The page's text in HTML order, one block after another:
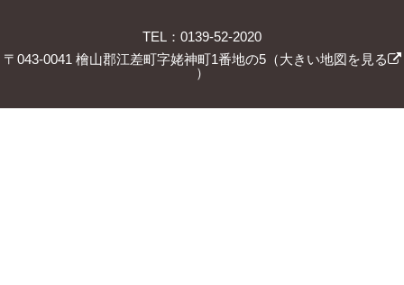
TEL：0139-52-2020
〒043-0041 檜山郡江差町字姥神町1番地の5（大きい地図を見る
）